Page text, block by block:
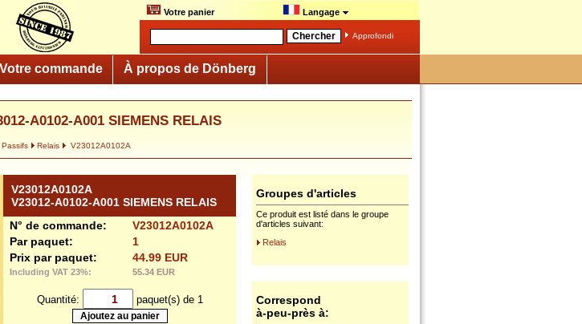
Votre panier Langage
Approfondi
Votre commande À propos de Dönberg
A0102-A001 SIEMENS RELAIS
Relais V23012A0102A
V23012A0102A
V23012-A0102-A001 SIEMENS RELAIS
N° de commande:
V23012A0102A
Par paquet:
1
Prix par paquet:
44.99 EUR
Including VAT 23%: 55.34 EUR
Quantité: paquet(s) de 1
Groupes d'articles
Ce produit est listé dans le groupe
d'articles suivant:
Relais
Correspond
à-peu-près à: